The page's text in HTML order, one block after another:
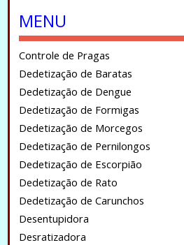
MENU
Controle de Pragas
Dedetização de Baratas
Dedetização de Dengue
Dedetização de Formigas
Dedetização de Morcegos
Dedetização de Pernilongos
Dedetização de Escorpião
Dedetização de Rato
Dedetização de Carunchos
Desentupidora
Desratizadora